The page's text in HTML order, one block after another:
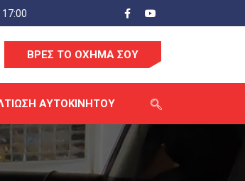
ΒΡΕΣ ΤΟ ΟΧΗΜΑ ΣΟΥ
ΑΥΤΟΚΙΝΉΤΟΥ